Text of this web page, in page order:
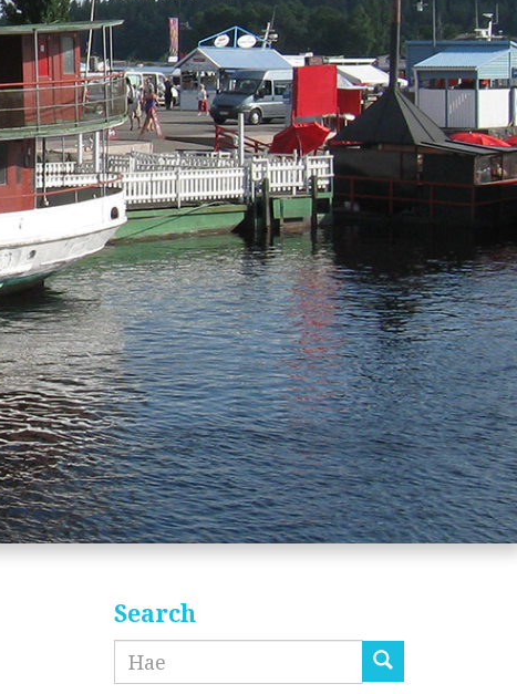
Search
Etsi